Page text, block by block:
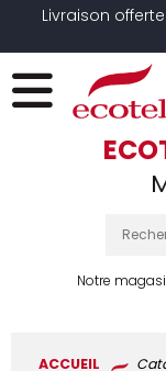
Livraison
Notre
ACCUEIL
Panneau de gestion